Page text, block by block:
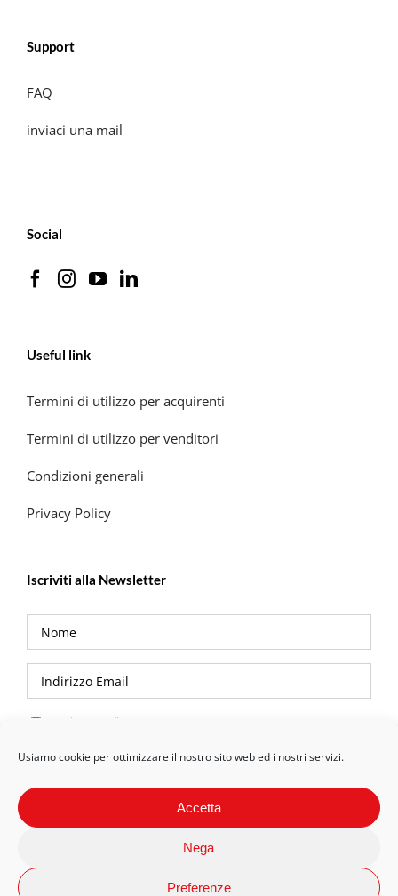
Usiamo cookie per ottimizzare il nostro sito web ed i nostri servizi.
Accetta
Nega
Preferenze
Support
FAQ
inviaci una mail
Social
Useful link
Termini di utilizzo per acquirenti
Termini di utilizzo per venditori
Condizioni generali
Privacy Policy
Iscriviti alla Newsletter
Privacy Policy